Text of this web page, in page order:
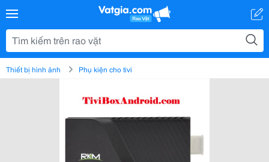
Thiết bị hình ảnh Phụ kiện cho tivi